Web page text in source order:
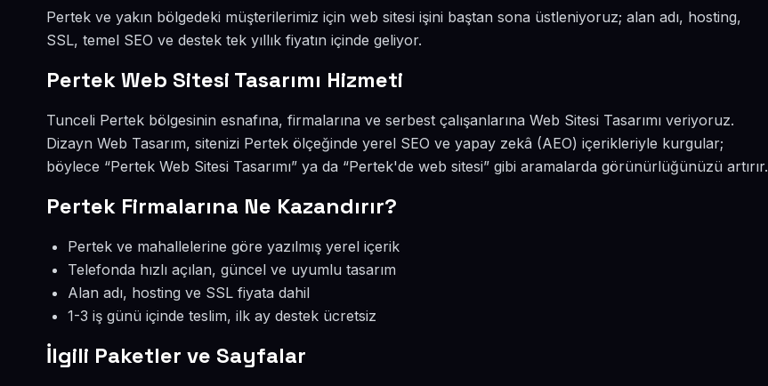
Pertek ve yakın bölgedeki müşterilerimiz için web sitesi işini baştan sona üstleniyoruz; alan adı, hosting,
SSL, temel SEO ve destek tek yıllık fiyatın içinde geliyor.
Pertek Web Sitesi Tasarımı Hizmeti
Tunceli Pertek bölgesinin esnafına, firmalarına ve serbest çalışanlarına Web Sitesi Tasarımı veriyoruz.
Dizayn Web Tasarım, sitenizi Pertek ölçeğinde yerel SEO ve yapay zekâ (AEO) içerikleriyle kurgular;
böylece “Pertek Web Sitesi Tasarımı” ya da “Pertek'de web sitesi” gibi aramalarda görünürlüğünüzü artırır.
Pertek Firmalarına Ne Kazandırır?
Pertek ve mahallelerine göre yazılmış yerel içerik
Telefonda hızlı açılan, güncel ve uyumlu tasarım
Alan adı, hosting ve SSL fiyata dahil
1-3 iş günü içinde teslim, ilk ay destek ücretsiz
İlgili Paketler ve Sayfalar